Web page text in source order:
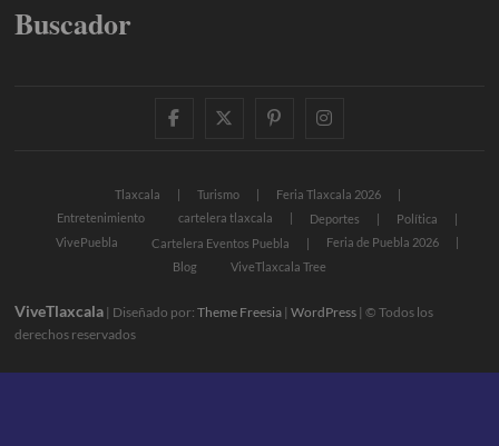
Buscador
facebooktwitter
pinterestinstagram
Tlaxcala Turismo
Feria Tlaxcala 2026
Entretenimiento
cartelera tlaxcala Deportes
Política
VivePuebla
Cartelera Eventos Puebla
Feria de Puebla 2026
Blog
ViveTlaxcala Tree
ViveTlaxcala | Diseñado por:Theme Freesia |WordPress | © Todos los
derechos reservados